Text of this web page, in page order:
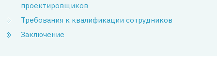
проектировщиков
Требования к квалификации сотрудников
Заключение